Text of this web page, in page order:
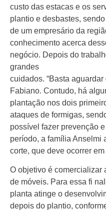
custo das estacas e os
plantio e desbastes,
de um empresário da
conhecimento acerca
negócio. Depois do
grandes
cuidados. “Basta
Fabiano. Contudo, há
plantação nos dois
ataques de formigas,
possível fazer prevenção
período, a família Anselmi
corte, que deve ocorrer
O objetivo é comercializar
de móveis. Para essa fi
planta atinge o
depois do plantio,